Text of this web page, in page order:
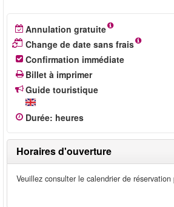
Annulation gratuite
Change de date sans frais
Confirmation immédiate
Billet à imprimer
Guide touristique
Durée: heures
Horaires d'ouverture
Veuillez consulter le calendrier de